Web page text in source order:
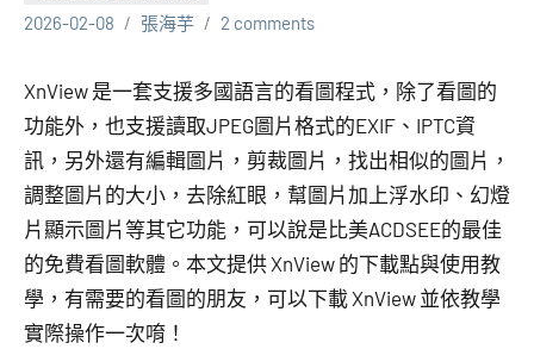
2026-02-08
張海芋 2 comments
XnView 是一套支援多國語言的看圖程式，除了看圖的
功能外，也支援讀取JPEG圖片格式的EXIF、IPTC資
訊，另外還有編輯圖片，剪裁圖片，找出相似的圖片，
調整圖片的大小，去除紅眼，幫圖片加上浮水印、幻燈
片顯示圖片等其它功能，可以說是比美ACDSEE的最佳
的免費看圖軟體。本文提供 XnView 的下載點與使用教
學，有需要的看圖的朋友，可以下載 XnView 並依教學
實際操作一次唷！